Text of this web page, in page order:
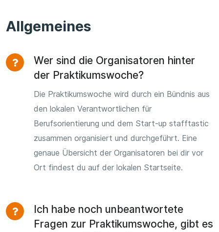
Allgemeines
Wer sind die Organisatoren hinter
der Praktikumswoche?
Die Praktikumswoche wird durch ein Bündnis aus
den lokalen Verantwortlichen für
Berufsorientierung und dem Start-up stafftastic
zusammen organisiert und durchgeführt. Eine
genaue Übersicht der Organisatoren bei dir vor
Ort findest du auf der lokalen Startseite.
Ich habe noch unbeantwortete
Fragen zur Praktikumswoche, gibt es